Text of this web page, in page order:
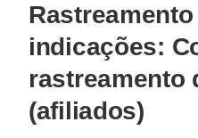
Rastreamento
indicações:
rastreamento
(afiliados)